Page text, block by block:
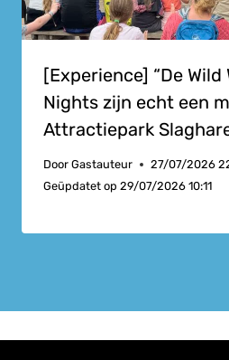
[Experience] “De
Nights zijn echt een
Attractiepark
Door Gastauteur
27/07/2026
Geüpdatet op 29/07/2026 10:11